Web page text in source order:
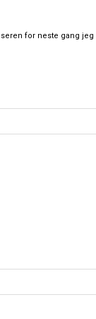
for neste gang jeg